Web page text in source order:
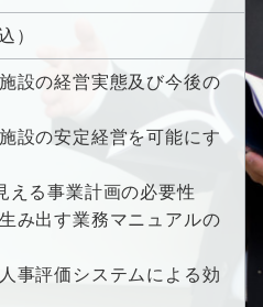
）
設の経営実態及び今後の
設の安定経営を可能にす
る事業計画の必要性
み出す業務マニュアルの
事評価システムによる効